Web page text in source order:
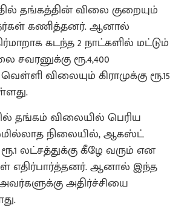
தங்கத்தின் விலை குறையும்
கணித்தனர். ஆனால்
கடந்த 2 நாட்களில் மட்டும்
சவரனுக்கு ரூ.4,400
விலையும் கிராமுக்கு ரூ.15
தங்கம் விலையில் பெரிய
நிலையில், ஆகஸ்ட்
லட்சத்துக்கு கீழே வரும் என
எதிர்பார்த்தனர். ஆனால் இந்த
அதிர்ச்சியை